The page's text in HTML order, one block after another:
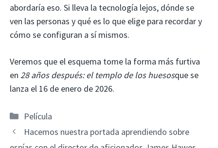
abordaría eso. Si lleva la tecnología lejos, dónde se
ven las personas y qué es lo que elige para recordar y
cómo se configuran a sí mismos.
Veremos que el esquema tome la forma más furtiva
en 28 años después: el templo de los huesosque se
lanza el 16 de enero de 2026.
Categorías
Película
Hacemos nuestra portada aprendiendo sobre